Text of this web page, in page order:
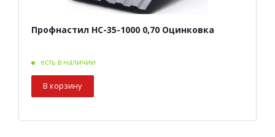
Профнастил НС-35-1000 0,70 Оцинковка
есть в наличии
В корзину